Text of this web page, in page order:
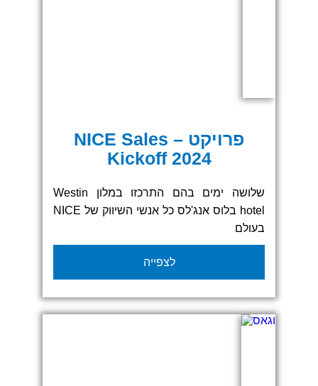
פרויקט – NICE Sales
Kickoff 2024
שלושה ימים בהם התרכזו במלון Westin
hotel בלוס אנג'לס כל אנשי השיווק של NICE
מאנשי מכירות ועד למנהלי שיווק ומותגים
ולשדרה הניהולית הבכירה של החברה.
סניף איזי סקרין בלאס ווגאס היה אמון על
המיתוג של אלמנטים רבים באירוע הזה.
היכולת שלנו לנהל את זה הן מול אנשי החברה
לצפייה